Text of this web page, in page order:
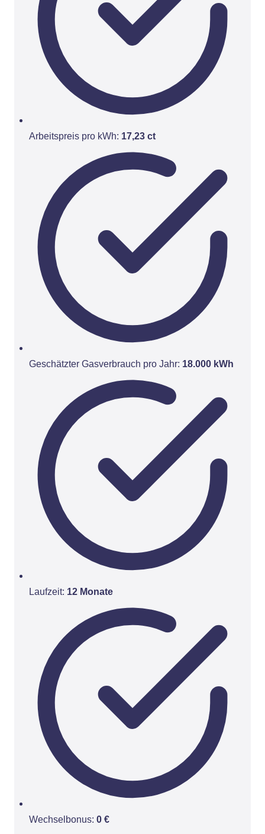
Arbeitspreis pro kWh: 17,23 ct
Geschätzter Gasverbrauch pro Jahr: 18.000 kWh
Laufzeit: 12 Monate
Wechselbonus: 0 €